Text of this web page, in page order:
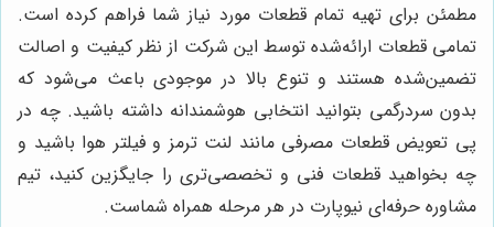
مطمئن برای تهیه تمام قطعات مورد نیاز شما فراهم کرده است.
تمامی قطعات ارائه‌شده توسط این شرکت از نظر کیفیت و اصالت
تضمین‌شده هستند و تنوع بالا در موجودی باعث می‌شود که
بدون سردرگمی بتوانید انتخابی هوشمندانه داشته باشید. چه در
پی تعویض قطعات مصرفی مانند لنت ترمز و فیلتر هوا باشید و
چه بخواهید قطعات فنی و تخصصی‌تری را جایگزین کنید، تیم
مشاوره حرفه‌ای نیوپارت در هر مرحله همراه شماست.